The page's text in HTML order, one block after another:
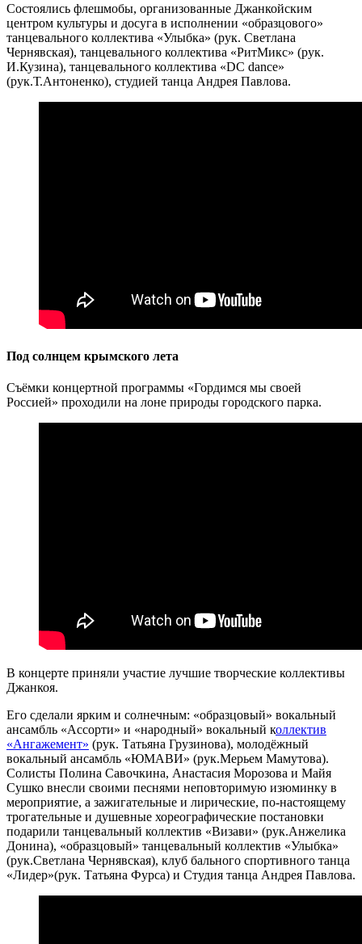
Состоялись флешмобы, организованные Джанкойским
центром культуры и досуга в исполнении «образцового»
танцевального коллектива «Улыбка» (рук. Светлана
Чернявская), танцевального коллектива «РитМикс» (рук.
И.Кузина), танцевального коллектива «DC dance»
(рук.Т.Антоненко), студией танца Андрея Павлова.
Под солнцем крымского лета
Съёмки концертной программы «Гордимся мы своей
Россией» проходили на лоне природы городского парка.
В концерте приняли участие лучшие творческие коллективы
Джанкоя.
Его сделали ярким и солнечным: «образцовый» вокальный
ансамбль «Ассорти» и «народный» вокальный коллектив
«Ангажемент» (рук. Татьяна Грузинова), молодёжный
вокальный ансамбль «ЮМАВИ» (рук.Мерьем Мамутова).
Солисты Полина Савочкина, Анастасия Морозова и Майя
Сушко внесли своими песнями неповторимую изюминку в
мероприятие, а зажигательные и лирические, по-настоящему
трогательные и душевные хореографические постановки
подарили танцевальный коллектив «Визави» (рук.Анжелика
Донина), «образцовый» танцевальный коллектив «Улыбка»
(рук.Светлана Чернявская), клуб бального спортивного танца
«Лидер»(рук. Татьяна Фурса) и Студия танца Андрея Павлова.